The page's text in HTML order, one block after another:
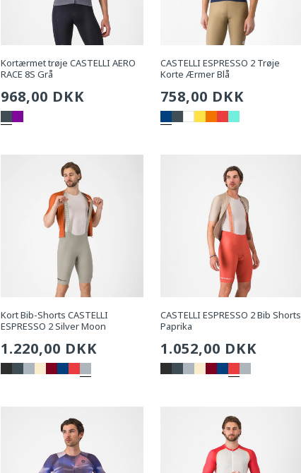
Kortærmet trøje CASTELLI AERO
RACE 8S Grå
Sædvanlig
pris
968,00 DKK
CASTELLI ESPRESSO 2 Trøje
Korte Ærmer Blå
Sædvanlig
pris
758,00 DKK
Kort Bib-Shorts CASTELLI
ESPRESSO 2 Silver Moon
Sædvanlig
pris
1.220,00 DKK
CASTELLI ESPRESSO 2 Bib Shorts
Paprika
Sædvanlig
pris
1.052,00 DKK